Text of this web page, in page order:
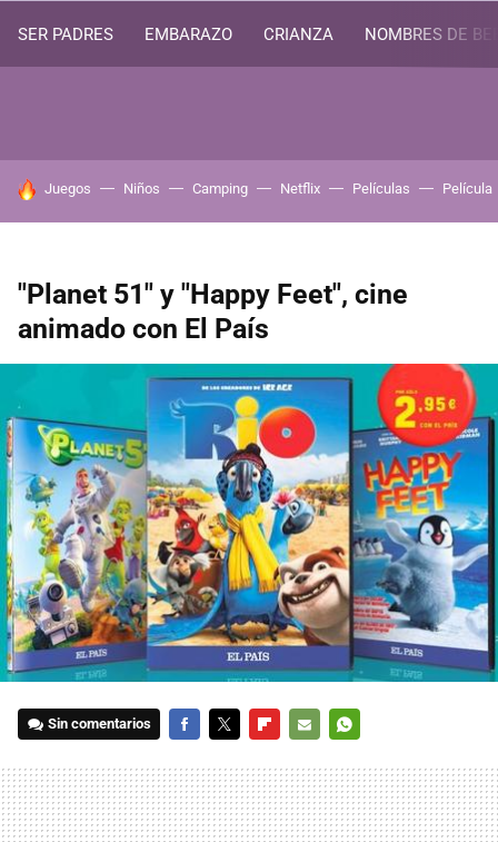
SER PADRES EMBARAZO CRIANZA NOMBRES DE
HOY SE HABLA DE
Juegos Niños Camping Netflix Películas Película
"Planet 51" y "Happy Feet", cine
animado con El País
Sin comentarios
MAIL